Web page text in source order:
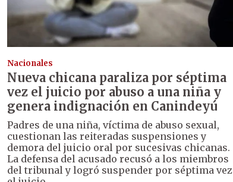
Nacionales
Nueva chicana paraliza por séptima
vez el juicio por abuso a una niña y
genera indignación en Canindeyú
Padres de una niña, víctima de abuso sexual,
cuestionan las reiteradas suspensiones y
demora del juicio oral por sucesivas chicanas.
La defensa del acusado recusó a los miembros
del tribunal y logró suspender por séptima vez